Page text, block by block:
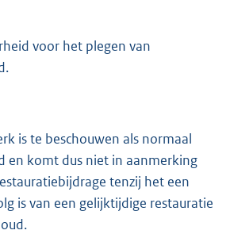
voor het plegen van
is te beschouwen als normaal
en komt dus niet in aanmerking
tenzij het een
is van een gelijktijdige restauratie